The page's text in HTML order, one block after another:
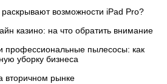
возможности iPad Pro?
казино: на что обратить внимание
пылесосы: как
уборку бизнеса
вторичном рынке